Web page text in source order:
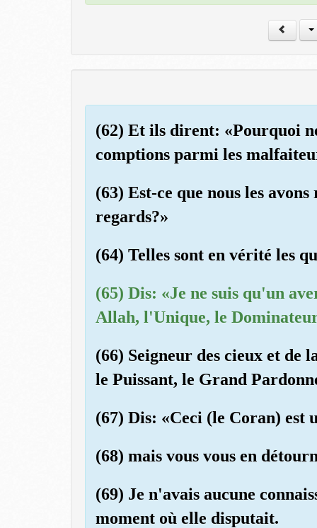
(62) Et ils dirent: «Pourquoi
comptions parmi les
(63) Est-ce que nous les
regards?»
(64) Telles sont en vérité les
(65) Dis: «Je ne suis qu'un
Allah, l'Unique, le
(66) Seigneur des cieux et de
le Puissant, le Grand
(67) Dis: «Ceci (le Coran) est
(68) mais vous vous en
(69) Je n'avais aucune
moment où elle disputait.